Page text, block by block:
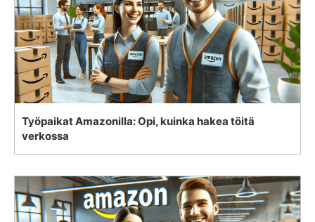
Työpaikat Amazonilla: Opi, kuinka hakea töitä
verkossa